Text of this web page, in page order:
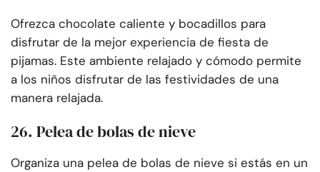
Ofrezca chocolate caliente y bocadillos para
disfrutar de la mejor experiencia de fiesta de
pijamas. Este ambiente relajado y cómodo permite
a los niños disfrutar de las festividades de una
manera relajada.
26. Pelea de bolas de nieve
Organiza una pelea de bolas de nieve si estás en un